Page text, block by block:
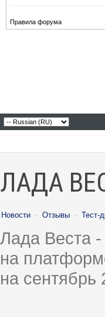
Правила форума
ЛАДА
Новости · Отзывы · Тест-
Лада Веста
на
на